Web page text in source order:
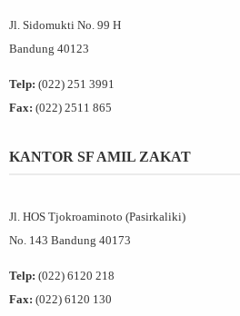
Jl. Sidomukti No. 99 H
Bandung 40123
Telp: (022) 251 3991
Fax: (022) 2511 865
KANTOR SF AMIL ZAKAT
Jl. HOS Tjokroaminoto (Pasirkaliki)
No. 143 Bandung 40173
Telp: (022) 6120 218
Fax: (022) 6120 130